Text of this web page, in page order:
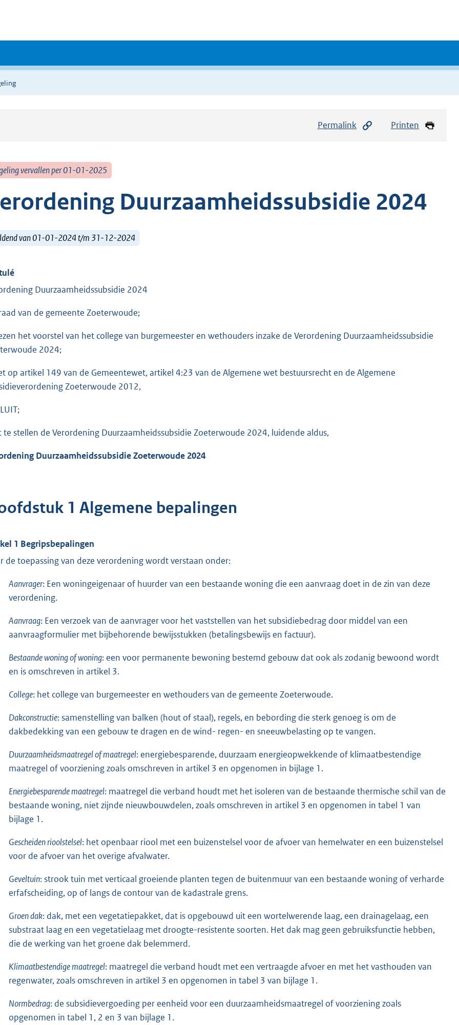
Permalink Printen
vervallen per 01-01-2025
Duurzaamheidssubsidie 2024
van 01-01-2024 t/m 31-12-2024
Duurzaamheidssubsidie 2024
van de gemeente Zoeterwoude;
het voorstel van het college van burgemeester en wethouders inzake de Verordening Duurzaamheidssubsidie
2024;
op artikel 149 van de Gemeentewet, artikel 4:23 van de Algemene wet bestuursrecht en de Algemene
Zoeterwoude 2012,
te stellen de Verordening Duurzaamheidssubsidie Zoeterwoude 2024, luidende aldus,
Duurzaamheidssubsidie Zoeterwoude 2024
1 Algemene bepalingen
1 Begripsbepalingen
de toepassing van deze verordening wordt verstaan onder:
Aanvrager: Een woningeigenaar of huurder van een bestaande woning die een aanvraag doet in de zin van deze
verordening.
Aanvraag: Een verzoek van de aanvrager voor het vaststellen van het subsidiebedrag door middel van een
aanvraagformulier met bijbehorende bewijsstukken (betalingsbewijs en factuur).
Bestaande woning of woning: een voor permanente bewoning bestemd gebouw dat ook als zodanig bewoond wordt
en is omschreven in artikel 3.
College: het college van burgemeester en wethouders van de gemeente Zoeterwoude.
Dakconstructie: samenstelling van balken (hout of staal), regels, en bebording die sterk genoeg is om de
dakbedekking van een gebouw te dragen en de wind- regen- en sneeuwbelasting op te vangen.
Duurzaamheidsmaatregel of maatregel: energiebesparende, duurzaam energieopwekkende of klimaatbestendige
maatregel of voorziening zoals omschreven in artikel 3 en opgenomen in bijlage 1.
Energiebesparende maatregel: maatregel die verband houdt met het isoleren van de bestaande thermische schil van de
bestaande woning, niet zijnde nieuwbouwdelen, zoals omschreven in artikel 3 en opgenomen in tabel 1 van
bijlage 1.
Gescheiden rioolstelsel: het openbaar riool met een buizenstelsel voor de afvoer van hemelwater en een buizenstelsel
voor de afvoer van het overige afvalwater.
Geveltuin: strook tuin met verticaal groeiende planten tegen de buitenmuur van een bestaande woning of verharde
erfafscheiding, op of langs de contour van de kadastrale grens.
Groen dak: dak, met een vegetatiepakket, dat is opgebouwd uit een wortelwerende laag, een drainagelaag, een
substraat laag en een vegetatielaag met droogte-resistente soorten. Het dak mag geen gebruiksfunctie hebben,
die de werking van het groene dak belemmerd.
Klimaatbestendige maatregel: maatregel die verband houdt met een vertraagde afvoer en met het vasthouden van
regenwater, zoals omschreven in artikel 3 en opgenomen in tabel 3 van bijlage 1.
Normbedrag: de subsidievergoeding per eenheid voor een duurzaamheidsmaatregel of voorziening zoals
opgenomen in tabel 1, 2 en 3 van bijlage 1.